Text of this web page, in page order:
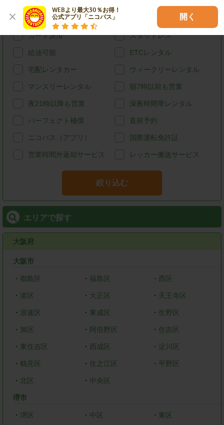
WEBより最大30％お得！
公式アプリ「ニコパス」
開く
ハイブリッド
カード決済 スタッドレス
給油可能 ETCレンタル
宅配レンタカー ウィークリーレンタル
マンスリーレンタル 朝7時以前も営業
夜21時以降も営業 深夜時間帯レンタル
パーフェクト補償 直前予約
ニコパス（アプリ） 国際運転免許証
営業時間外返却サービス レッカー搬送サービス
絞り込む
エリアで探す
大阪府
大阪市
・ 都島区 ・ 福島区 ・ 西区
・ 港区 ・ 大正区 ・ 天王寺区
・ 浪速区 ・ 東成区 ・ 生野区
・ 旭区 ・ 阿倍野区 ・ 住吉区
・ 東住吉区 ・ 西成区 ・ 淀川区
・ 鶴見区 ・ 住之江区 ・平野区
・ 北区 ・ 中央区
堺市
・ 堺区 ・ 中区 ・ 東区